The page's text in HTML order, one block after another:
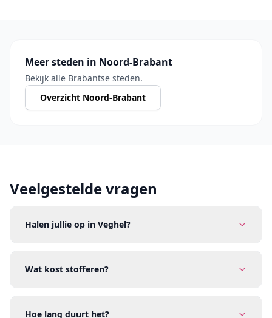
Meer steden in Noord-Brabant
Bekijk alle Brabantse steden.
Overzicht Noord-Brabant
Veelgestelde vragen
Halen jullie op in Veghel?
Wat kost stofferen?
Hoe lang duurt het?